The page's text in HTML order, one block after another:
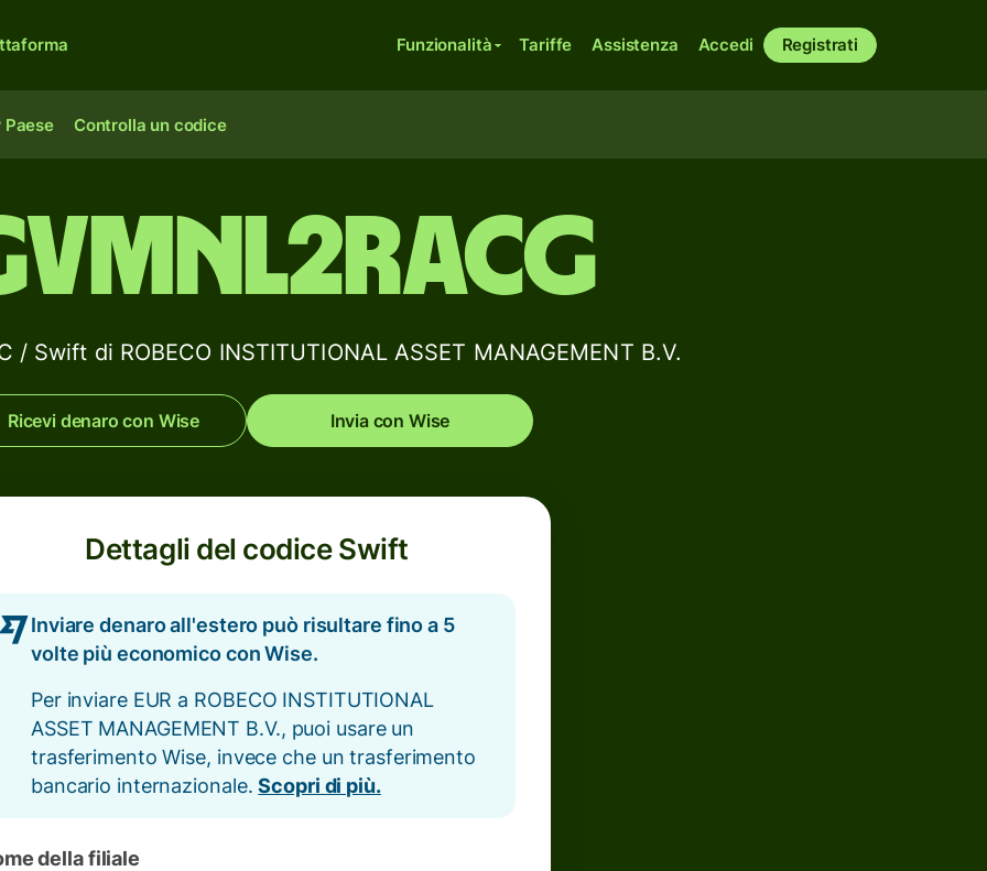
Funzionalità Tariffe Assistenza Accedi Registrati
Paese Controlla un codice
/ Swift di ROBECO INSTITUTIONAL ASSET MANAGEMENT B.V.
Ricevi denaro con Wise Invia con Wise
Dettagli del codice Swift
Inviare denaro all'estero può risultare fino a 5
volte più economico con Wise.
Per inviare EUR a ROBECO INSTITUTIONAL
ASSET MANAGEMENT B.V., puoi usare un
trasferimento Wise, invece che un trasferimento
bancario internazionale.Scopri di più.
della filiale